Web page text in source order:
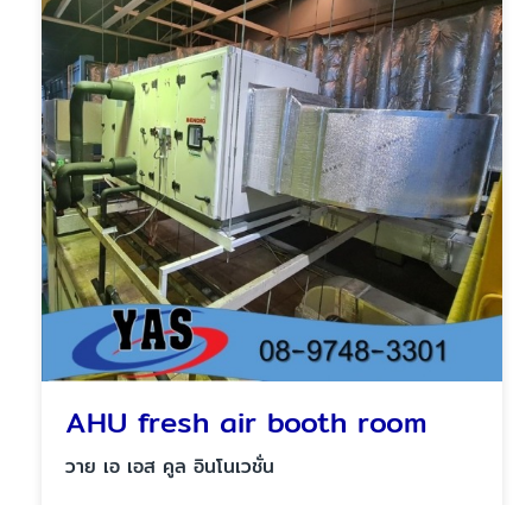
AHU fresh air booth room
วาย เอ เอส คูล อินโนเวชั่น